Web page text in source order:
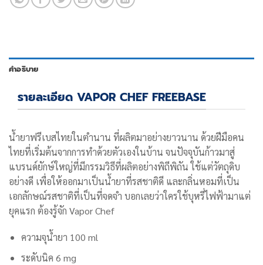
คำอธิบาย
รายละเอียด VAPOR CHEF FREEBASE
น้ำยาฟรีเบสไทยในตำนาน ที่ผลิตมาอย่างยาวนาน ด้วยฝีมือคน
ไทยที่เริ่มต้นจากการทำด้วยตัวเองในบ้าน จนปัจจุบันก้าวมาสู่
แบรนด์ยักษ์ใหญ่ที่มีกรรมวิธีที่ผลิตอย่างพิถีพิถัน ใช้แต่วัตถุดิบ
อย่างดี เพื่อให้ออกมาเป็นน้ำยาที่รสชาติดี และกลิ่นหอมที่เป็น
เอกลักษณ์รสชาติที่เป็นที่จดจำ บอกเลยว่าใครใช้บุหรี่ไฟฟ้ามาแต่
ยุคแรก ต้องรู้จัก Vapor Chef
ความจุน้ำยา 100 ml
ระดับนิค 6 mg